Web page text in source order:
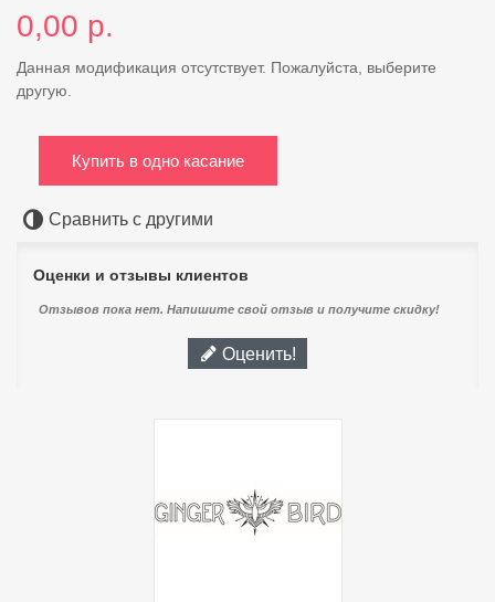
0,00 р.
Данная модификация отсутствует. Пожалуйста, выберите
другую.
Купить в одно касание
Сравнить с другими
Оценки и отзывы клиентов
Отзывов пока нет. Напишите свой отзыв и получите скидку!
Оценить!